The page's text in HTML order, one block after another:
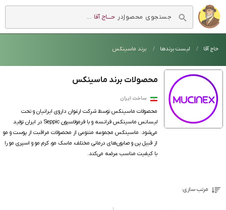
در حــــاج آقا ...
حاج آقا لیست برندها برند ماسینکس
محصولات برند ماسینکس
ساخت ایران
محصولات ماسینکس توسط شرکت ارغوان داروی ایرانیان و تحت
لیسانس ماسینکس فرانسه و با فرمولاسیون Seppic در ایران تولید
می‌شود. ماسینکس مجموعه متنوعی از محصولات مراقبت از پوست و مو
از قبیل پن و صابون‌های درمانی مختلف، ماسک مو، کرم مو و اسپری مو را
با کیفیت مناسب عرضه می‌کند.
مرتب سازی: